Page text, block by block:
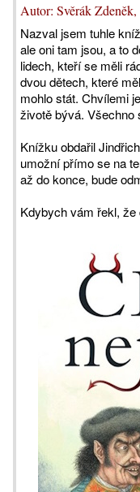
Autor: Svěrák
Nazval jsem tuhle
ale oni tam jsou, a to
lidech, kteří se měli
dvou dětech, které
mohlo stát. Chvílemi
životě bývá. Všechno
Knížku obdařil
umožní přímo se na
až do konce, bude
Kdybych vám řekl,